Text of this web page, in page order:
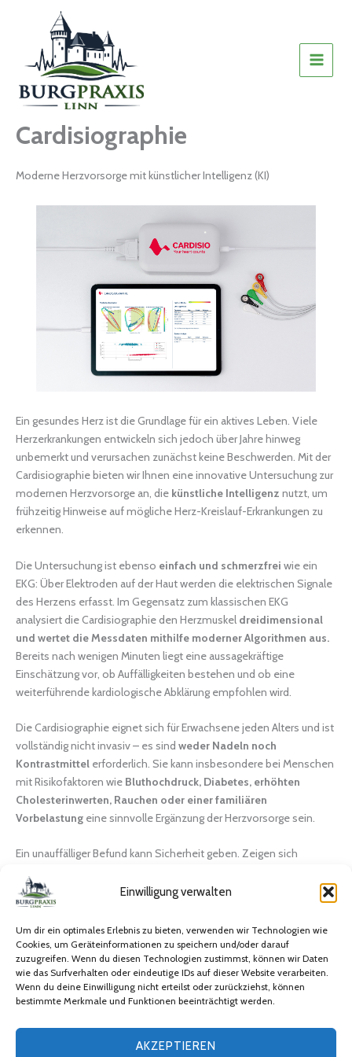
Einwilligung verwalten
Um dir ein optimales Erlebnis zu bieten, verwenden wir Technologien wie
Cookies, um Geräteinformationen zu speichern und/oder darauf
zuzugreifen. Wenn du diesen Technologien zustimmst, können wir Daten
wie das Surfverhalten oder eindeutige IDs auf dieser Website verarbeiten.
Wenn du deine Einwilligung nicht erteilst oder zurückziehst, können
bestimmte Merkmale und Funktionen beeinträchtigt werden.
AKZEPTIEREN
Cardisiographie
Moderne Herzvorsorge mit künstlicher Intelligenz (KI)
Ein gesundes Herz ist die Grundlage für ein aktives Leben. Viele
Herzerkrankungen entwickeln sich jedoch über Jahre hinweg
unbemerkt und verursachen zunächst keine Beschwerden. Mit der
Cardisiographie bieten wir Ihnen eine innovative Untersuchung zur
modernen Herzvorsorge an, die künstliche Intelligenz nutzt, um
frühzeitig Hinweise auf mögliche Herz-Kreislauf-Erkrankungen zu
erkennen.
Die Untersuchung ist ebenso einfach und schmerzfrei wie ein
EKG: Über Elektroden auf der Haut werden die elektrischen Signale
des Herzens erfasst. Im Gegensatz zum klassischen EKG
analysiert die Cardisiographie den Herzmuskel dreidimensional
und wertet die Messdaten mithilfe moderner Algorithmen aus.
Bereits nach wenigen Minuten liegt eine aussagekräftige
Einschätzung vor, ob Auffälligkeiten bestehen und ob eine
weiterführende kardiologische Abklärung empfohlen wird.
Die Cardisiographie eignet sich für Erwachsene jeden Alters und ist
vollständig nicht invasiv – es sind weder Nadeln noch
Kontrastmittel erforderlich. Sie kann insbesondere bei Menschen
mit Risikofaktoren wie Bluthochdruck, Diabetes, erhöhten
Cholesterinwerten, Rauchen oder einer familiären
Vorbelastung eine sinnvolle Ergänzung der Herzvorsorge sein.
Ein unauffälliger Befund kann Sicherheit geben. Zeigen sich
Notfall, sondern ermöglicht eine gezielte und frühzeitige weitere
Diagnostik.
behandelt werden, bevor schwerwiegende Folgen entstehen.
JETZT TERMIN VEREINBAREN
Impressum